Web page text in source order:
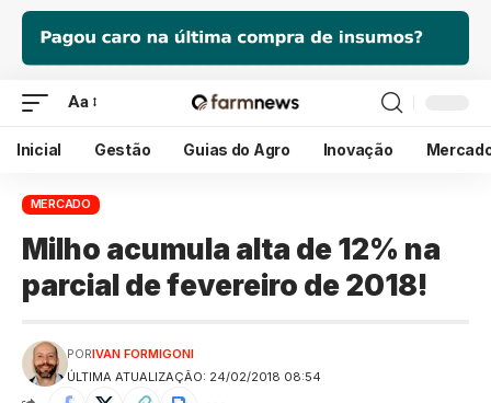
Aa
Inicial Gestão Guias do Agro Inovação
MERCADO
Milho acumula alta de 12% na
parcial de fevereiro de 2018!
ÚLTIMA ATUALIZAÇÃO: 24/02/2018 08:54
PORIVAN FORMIGONI